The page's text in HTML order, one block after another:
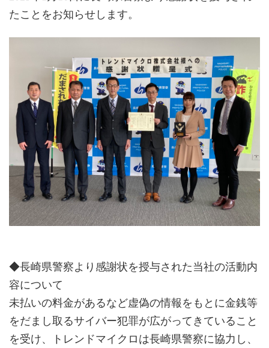
たことをお知らせします。
◆長崎県警察より感謝状を授与された当社の活動内
容について
未払いの料金があるなど虚偽の情報をもとに金銭等
をだまし取るサイバー犯罪が広がってきていること
を受け、トレンドマイクロは長崎県警察に協力し、